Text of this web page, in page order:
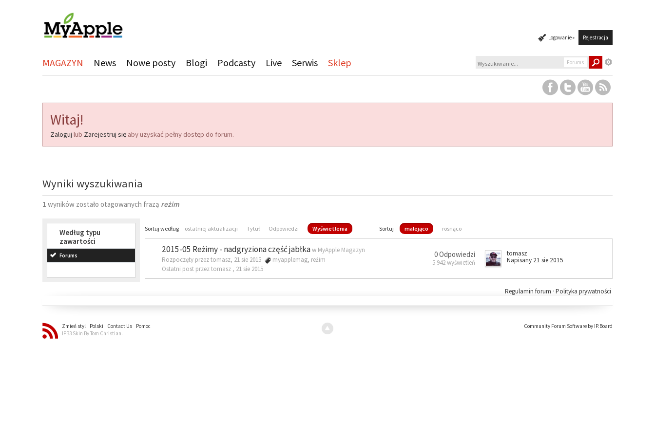
Logowanie » Rejestracja
MAGAZYN News Nowe posty Blogi Podcasty Live Serwis Sklep Forums
Witaj!
Zaloguj lub Zarejestruj się aby uzyskać pełny dostęp do forum.
Wyniki wyszukiwania
1 wyników zostało otagowanych frazą reżim
Według typu
zawartości
Forums
Sortuj według ostatniej aktualizacji Tytuł Odpowiedzi Wyświetlenia Sortuj malejąco rosnąco
2015-05 Reżimy - nadgryziona część jabłkaw MyApple Magazyn
Rozpoczęty przez tomasz, 21 sie 2015
myapplemag, reżim
Ostatni post przez tomasz , 21 sie 2015
0 Odpowiedzi
5 942 wyświetleń
tomasz
Napisany 21 sie 2015
Polityka prywatności
Regulamin forum ·
Zmień styl Polski Contact Us
Pomoc
IPB3 Skin By Tom Christian.
Community Forum Software by IP.Board